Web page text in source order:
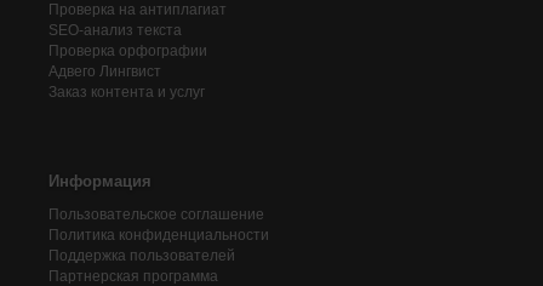
Проверка на антиплагиат
SEO-анализ текста
Проверка орфографии
Адвего Лингвист
Заказ контента и услуг
Информация
Пользовательское соглашение
Политика конфиденциальности
Поддержка пользователей
Партнерская программа